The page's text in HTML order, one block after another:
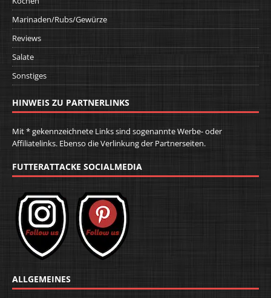
Marinaden/Rubs/Gewürze
Reviews
Salate
Sonstiges
HINWEIS ZU PARTNERLINKS
Mit * gekennzeichnete Links sind sogenannte Werbe- oder
Affiliatelinks. Ebenso die Verlinkung der Partnerseiten.
FUTTERATTACKE SOCIALMEDIA
ALLGEMEINES